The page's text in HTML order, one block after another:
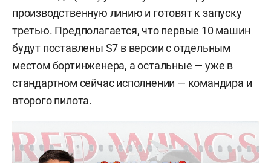
производственную линию и готовят к запуску
третью. Предполагается, что первые 10 машин
будут поставлены S7 в версии с отдельным
местом бортинженера, а остальные — уже в
стандартном сейчас исполнении — командира и
второго пилота.